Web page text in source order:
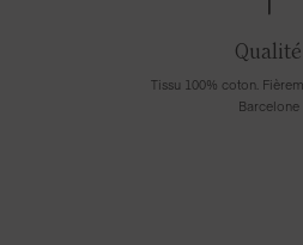
Qualité
Tissu 100% coton.
Barcelone